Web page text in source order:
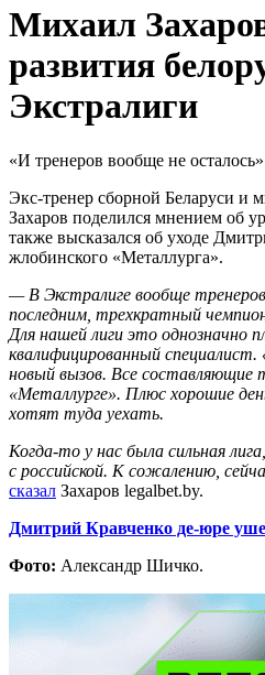
Михаил
развития
Экстралиги
«И тренеров вообще не
Экс-тренер сборной Беларуси
Захаров поделился мнением об
также высказался об уходе
жлобинского «Металлурга».
— В Экстралиге вообще
последним, трехкратный
Для нашей лиги это однозначно
квалифицированный
новый вызов. Все составляющие
«Металлурге». Плюс хорошие
хотят туда уехать.
Когда-то у нас была сильная
с российской. К сожалению,
сказал Захаров legalbet.by.
Дмитрий Кравченко де-юре
Фото: Александр Шичко.